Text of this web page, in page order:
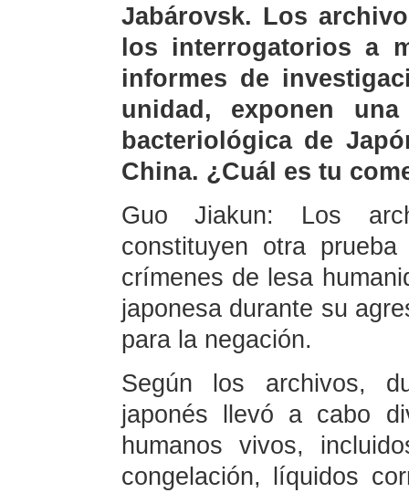
Jabárovsk. Los
los interrogatorios a
informes de
unidad, exponen
bacteriológica de
China. ¿Cuál es tu
Guo Jiakun: Los
constituyen otra
crímenes de lesa
japonesa durante su
para la negación.
Según los archivos,
japonés llevó a cabo
humanos vivos,
congelación, líquidos